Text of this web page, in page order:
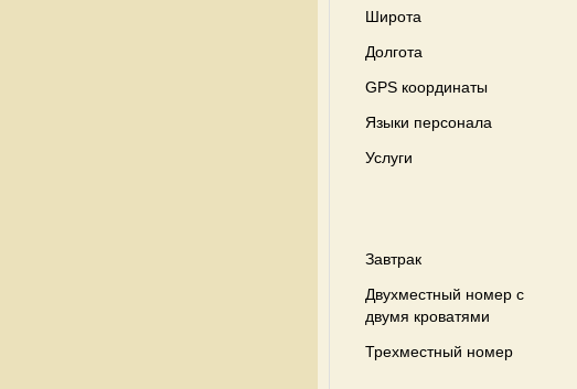
Широта
Долгота
GPS координаты
Языки персонала
Услуги
Завтрак
Двухместный номер с
двумя кроватями
Трехместный номер